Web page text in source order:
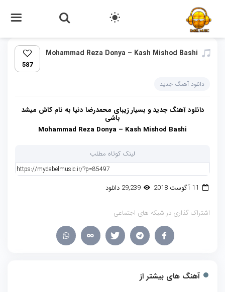
Mohammad Reza Donya – Kash Mishod Bashi
587
دانلود آهنگ جدید
دانلود آهنگ جدید و بسیار زیبای محمدرضا دنیا به نام کاش میشد
باشی
Mohammad Reza Donya – Kash Mishod Bashi
لینک کوتاه مطلب
29,239 دانلود
اشتراک گذاری در شبکه های اجتماعی
آهنگ های بیشتر از